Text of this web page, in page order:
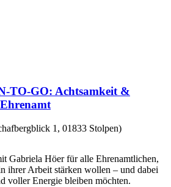
TO-GO: Achtsamkeit &
1, 01833 Stolpen)
Gabriela Höer für alle Ehrenamtlichen,
ihrer Arbeit stärken wollen – und dabei
voller Energie bleiben möchten.